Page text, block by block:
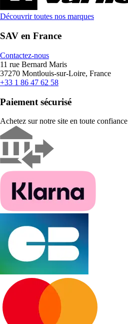
Découvrir toutes nos marques
SAV en France
Contactez-nous
11 rue Bernard Maris
37270 Montlouis-sur-Loire, France
+33 1 86 47 62 58
Paiement sécurisé
Achetez sur notre site en toute confiance